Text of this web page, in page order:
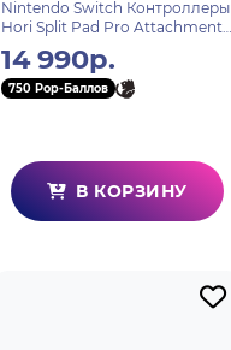
Nintendo Switch Контроллеры
Hori Split Pad Pro Attachment
(NSW-453U)
14 990р.
750 Pop-Баллов
В КОРЗИНУ